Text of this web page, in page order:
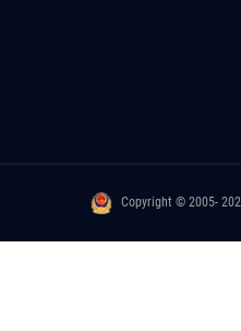
Copyright © 2005-